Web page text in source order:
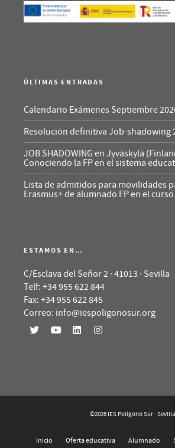
ÚLTIMAS ENTRADAS
Calendario Exámenes Septiembre
Resolución definitiva Job-shadowing
JOB SHADOWING en Jyväskylä
Conociendo la FP en el sistema
Lista de admitidos para movilidades
Erasmus+ de alumnado FP en el
ESTAMOS EN…
C/Esclava del Señor 2 · 41013 · Sevilla
Telf: +34 955 622 844
Fax: +34 955 622 845
Correo: info@iespoligonosur.org
©2026 IES Polígono Sur · Sevilla
Inicio Oferta educativa Alumnado